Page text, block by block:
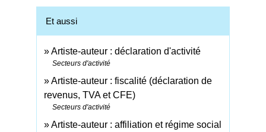
Et aussi
Artiste-auteur : déclaration d'activité
Secteurs d'activité
Artiste-auteur : fiscalité (déclaration de
revenus, TVA et CFE)
Secteurs d'activité
Artiste-auteur : affiliation et régime social